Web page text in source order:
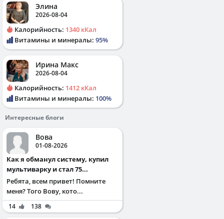
Элина
2026-08-04
Калорийность: 1340 кКал
Витамины и минералы: 95%
Ирина Макс
2026-08-04
Калорийность: 1412 кКал
Витамины и минералы: 100%
Интересные блоги
Вова
01-08-2026
Как я обманул систему, купил
мультиварку и стал 75...
Ребята, всем привет! Помните
меня? Того Вову, кото...
14 138